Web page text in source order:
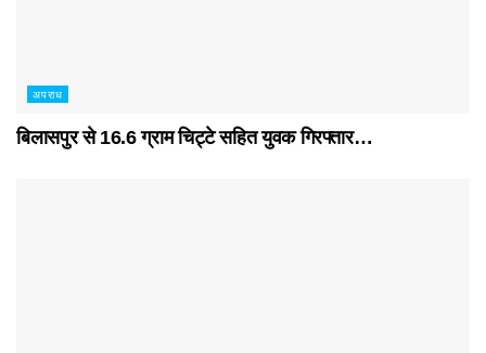
अपराध
बिलासपुर से 16.6 ग्राम चिट्टे सहित युवक गिरफ्तार…